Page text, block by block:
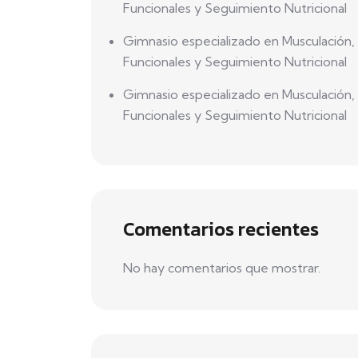
Funcionales y Seguimiento Nutricional
Gimnasio especializado en Musculación,
Funcionales y Seguimiento Nutricional
Gimnasio especializado en Musculación,
Funcionales y Seguimiento Nutricional
Comentarios recientes
No hay comentarios que mostrar.